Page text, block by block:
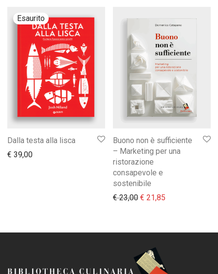
Dalla testa alla lisca
€ 39,00
Buono non è sufficiente
– Marketing per una
ristorazione
consapevole e
sostenibile
€23,00 Il prezzo originale era:
€ 21,85